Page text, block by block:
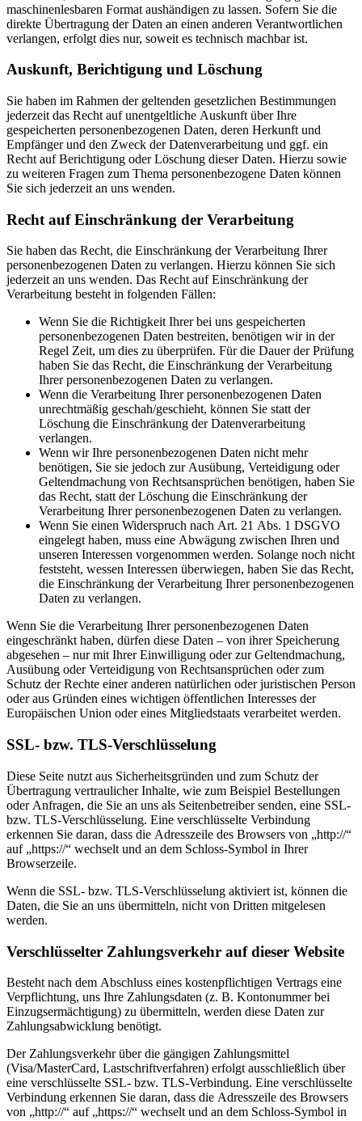
maschinenlesbaren Format aushändigen zu lassen. Sofern Sie die
direkte Übertragung der Daten an einen anderen Verantwortlichen
verlangen, erfolgt dies nur, soweit es technisch machbar ist.
Auskunft, Berichtigung und Löschung
Sie haben im Rahmen der geltenden gesetzlichen Bestimmungen
jederzeit das Recht auf unentgeltliche Auskunft über Ihre
gespeicherten personenbezogenen Daten, deren Herkunft und
Empfänger und den Zweck der Datenverarbeitung und ggf. ein
Recht auf Berichtigung oder Löschung dieser Daten. Hierzu sowie
zu weiteren Fragen zum Thema personenbezogene Daten können
Sie sich jederzeit an uns wenden.
Recht auf Einschränkung der Verarbeitung
Sie haben das Recht, die Einschränkung der Verarbeitung Ihrer
personenbezogenen Daten zu verlangen. Hierzu können Sie sich
jederzeit an uns wenden. Das Recht auf Einschränkung der
Verarbeitung besteht in folgenden Fällen:
Wenn Sie die Richtigkeit Ihrer bei uns gespeicherten
personenbezogenen Daten bestreiten, benötigen wir in der
Regel Zeit, um dies zu überprüfen. Für die Dauer der Prüfung
haben Sie das Recht, die Einschränkung der Verarbeitung
Ihrer personenbezogenen Daten zu verlangen.
Wenn die Verarbeitung Ihrer personenbezogenen Daten
unrechtmäßig geschah/geschieht, können Sie statt der
Löschung die Einschränkung der Datenverarbeitung
verlangen.
Wenn wir Ihre personenbezogenen Daten nicht mehr
benötigen, Sie sie jedoch zur Ausübung, Verteidigung oder
Geltendmachung von Rechtsansprüchen benötigen, haben Sie
das Recht, statt der Löschung die Einschränkung der
Verarbeitung Ihrer personenbezogenen Daten zu verlangen.
Wenn Sie einen Widerspruch nach Art. 21 Abs. 1 DSGVO
eingelegt haben, muss eine Abwägung zwischen Ihren und
unseren Interessen vorgenommen werden. Solange noch nicht
feststeht, wessen Interessen überwiegen, haben Sie das Recht,
die Einschränkung der Verarbeitung Ihrer personenbezogenen
Daten zu verlangen.
Wenn Sie die Verarbeitung Ihrer personenbezogenen Daten
eingeschränkt haben, dürfen diese Daten – von ihrer Speicherung
abgesehen – nur mit Ihrer Einwilligung oder zur Geltendmachung,
Ausübung oder Verteidigung von Rechtsansprüchen oder zum
Schutz der Rechte einer anderen natürlichen oder juristischen Person
oder aus Gründen eines wichtigen öffentlichen Interesses der
Europäischen Union oder eines Mitgliedstaats verarbeitet werden.
SSL- bzw. TLS-Verschlüsselung
Diese Seite nutzt aus Sicherheitsgründen und zum Schutz der
Übertragung vertraulicher Inhalte, wie zum Beispiel Bestellungen
oder Anfragen, die Sie an uns als Seitenbetreiber senden, eine SSL-
bzw. TLS-Verschlüsselung. Eine verschlüsselte Verbindung
erkennen Sie daran, dass die Adresszeile des Browsers von „http://“
auf „https://“ wechselt und an dem Schloss-Symbol in Ihrer
Browserzeile.
Wenn die SSL- bzw. TLS-Verschlüsselung aktiviert ist, können die
Daten, die Sie an uns übermitteln, nicht von Dritten mitgelesen
werden.
Verschlüsselter Zahlungsverkehr auf dieser Website
Besteht nach dem Abschluss eines kostenpflichtigen Vertrags eine
Verpflichtung, uns Ihre Zahlungsdaten (z. B. Kontonummer bei
Einzugsermächtigung) zu übermitteln, werden diese Daten zur
Zahlungsabwicklung benötigt.
Der Zahlungsverkehr über die gängigen Zahlungsmittel
(Visa/MasterCard, Lastschriftverfahren) erfolgt ausschließlich über
eine verschlüsselte SSL- bzw. TLS-Verbindung. Eine verschlüsselte
Verbindung erkennen Sie daran, dass die Adresszeile des Browsers
von „http://“ auf „https://“ wechselt und an dem Schloss-Symbol in